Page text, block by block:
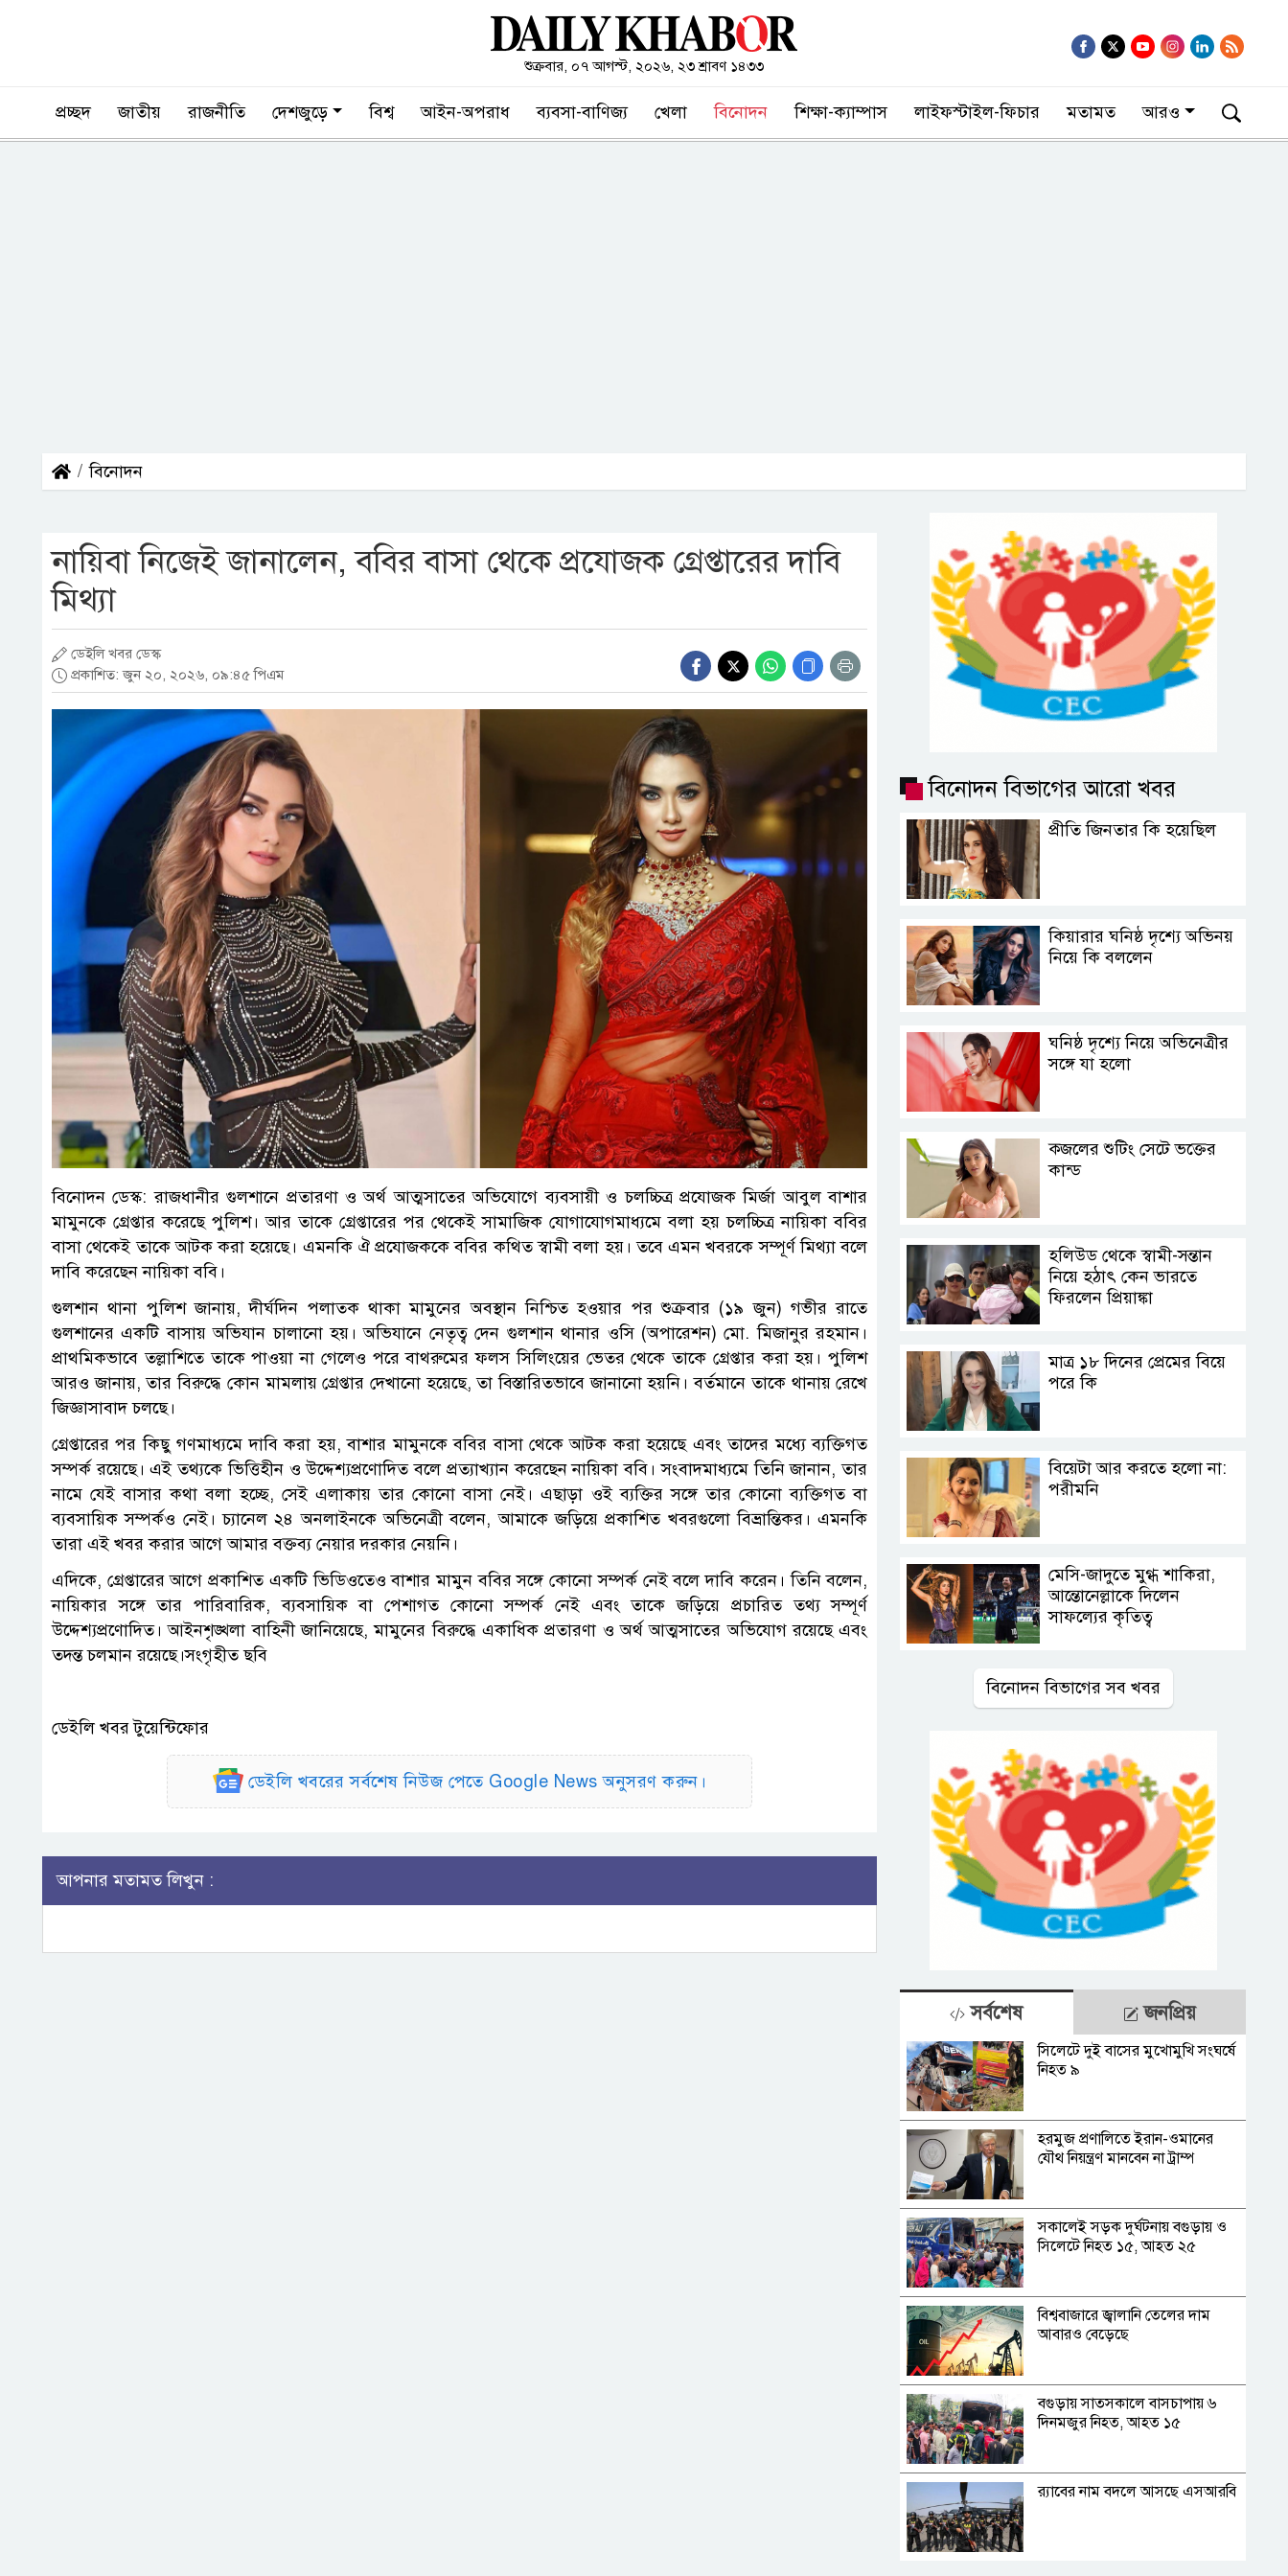
শুক্রবার, ০৭ আগস্ট, ২০২৬, ২৩ শ্রাবণ ১৪৩৩
প্রচ্ছদ জাতীয় রাজনীতি দেশজুড়ে বিশ্ব আইন-অপরাধ ব্যবসা-বাণিজ্য খেলা বিনোদন শিক্ষা-ক্যাম্পাস লাইফস্টাইল-ফিচার মতামত আরও
বিনোদন
নায়িবা নিজেই জানালেন, ববির বাসা থেকে প্রযোজক গ্রেপ্তারের দাবি
মিথ্যা
ডেইলি খবর ডেস্ক
প্রকাশিত: জুন ২০, ২০২৬, ০৯:৪৫ পিএম
বিনোদন ডেস্ক: রাজধানীর গুলশানে প্রতারণা ও অর্থ আত্মসাতের অভিযোগে ব্যবসায়ী ও চলচ্চিত্র প্রযোজক মির্জা আবুল বাশার
মামুনকে গ্রেপ্তার করেছে পুলিশ। আর তাকে গ্রেপ্তারের পর থেকেই সামাজিক যোগাযোগমাধ্যমে বলা হয় চলচ্চিত্র নায়িকা ববির
বাসা থেকেই তাকে আটক করা হয়েছে। এমনকি ঐ প্রযোজককে ববির কথিত স্বামী বলা হয়। তবে এমন খবরকে সম্পূর্ণ মিথ্যা বলে
দাবি করেছেন নায়িকা ববি।
গুলশান থানা পুলিশ জানায়, দীর্ঘদিন পলাতক থাকা মামুনের অবস্থান নিশ্চিত হওয়ার পর শুক্রবার (১৯ জুন) গভীর রাতে
গুলশানের একটি বাসায় অভিযান চালানো হয়। অভিযানে নেতৃত্ব দেন গুলশান থানার ওসি (অপারেশন) মো. মিজানুর রহমান।
প্রাথমিকভাবে তল্লাশিতে তাকে পাওয়া না গেলেও পরে বাথরুমের ফলস সিলিংয়ের ভেতর থেকে তাকে গ্রেপ্তার করা হয়। পুলিশ
আরও জানায়, তার বিরুদ্ধে কোন মামলায় গ্রেপ্তার দেখানো হয়েছে, তা বিস্তারিতভাবে জানানো হয়নি। বর্তমানে তাকে থানায় রেখে
জিজ্ঞাসাবাদ চলছে।
গ্রেপ্তারের পর কিছু গণমাধ্যমে দাবি করা হয়, বাশার মামুনকে ববির বাসা থেকে আটক করা হয়েছে এবং তাদের মধ্যে ব্যক্তিগত
সম্পর্ক রয়েছে। এই তথ্যকে ভিত্তিহীন ও উদ্দেশ্যপ্রণোদিত বলে প্রত্যাখ্যান করেছেন নায়িকা ববি। সংবাদমাধ্যমে তিনি জানান, তার
নামে যেই বাসার কথা বলা হচ্ছে, সেই এলাকায় তার কোনো বাসা নেই। এছাড়া ওই ব্যক্তির সঙ্গে তার কোনো ব্যক্তিগত বা
ব্যবসায়িক সম্পর্কও নেই। চ্যানেল ২৪ অনলাইনকে অভিনেত্রী বলেন, আমাকে জড়িয়ে প্রকাশিত খবরগুলো বিভ্রান্তিকর। এমনকি
তারা এই খবর করার আগে আমার বক্তব্য নেয়ার দরকার নেয়নি।
এদিকে, গ্রেপ্তারের আগে প্রকাশিত একটি ভিডিওতেও বাশার মামুন ববির সঙ্গে কোনো সম্পর্ক নেই বলে দাবি করেন। তিনি বলেন,
নায়িকার সঙ্গে তার পারিবারিক, ব্যবসায়িক বা পেশাগত কোনো সম্পর্ক নেই এবং তাকে জড়িয়ে প্রচারিত তথ্য সম্পূর্ণ
উদ্দেশ্যপ্রণোদিত। আইনশৃঙ্খলা বাহিনী জানিয়েছে, মামুনের বিরুদ্ধে একাধিক প্রতারণা ও অর্থ আত্মসাতের অভিযোগ রয়েছে এবং
তদন্ত চলমান রয়েছে।সংগৃহীত ছবি
ডেইলি খবর টুয়েন্টিফোর
ডেইলি খবরের সর্বশেষ নিউজ পেতে Google News অনুসরণ করুন।
আপনার মতামত লিখুন :
বিনোদন বিভাগের আরো খবর
প্রীতি জিনতার কি হয়েছিল
কিয়ারার ঘনিষ্ঠ দৃশ্যে অভিনয়
নিয়ে কি বললেন
ঘনিষ্ঠ দৃশ্যে নিয়ে অভিনেত্রীর
সঙ্গে যা হলো
ক্জলের শুটিং সেটে ভক্তের
কান্ড
হলিউড থেকে স্বামী-সন্তান
নিয়ে হঠাৎ কেন ভারতে
ফিরলেন প্রিয়াঙ্কা
মাত্র ১৮ দিনের প্রেমের বিয়ে
পরে কি
বিয়েটা আর করতে হলো না:
পরীমনি
মেসি-জাদুতে মুগ্ধ শাকিরা,
আন্তোনেল্লাকে দিলেন
সাফল্যের কৃতিত্ব
বিনোদন বিভাগের সব খবর
সর্বশেষ জনপ্রিয়
সিলেটে দুই বাসের মুখোমুখি সংঘর্ষে
নিহত ৯
হরমুজ প্রণালিতে ইরান-ওমানের
যৌথ নিয়ন্ত্রণ মানবেন না ট্রাম্প
সকালেই সড়ক দুর্ঘটনায় বগুড়ায় ও
সিলেটে নিহত ১৫, আহত ২৫
বিশ্ববাজারে জ্বালানি তেলের দাম
আবারও বেড়েছে
বগুড়ায় সাতসকালে বাসচাপায় ৬
দিনমজুর নিহত, আহত ১৫
র‍্যাবের নাম বদলে আসছে এসআরবি